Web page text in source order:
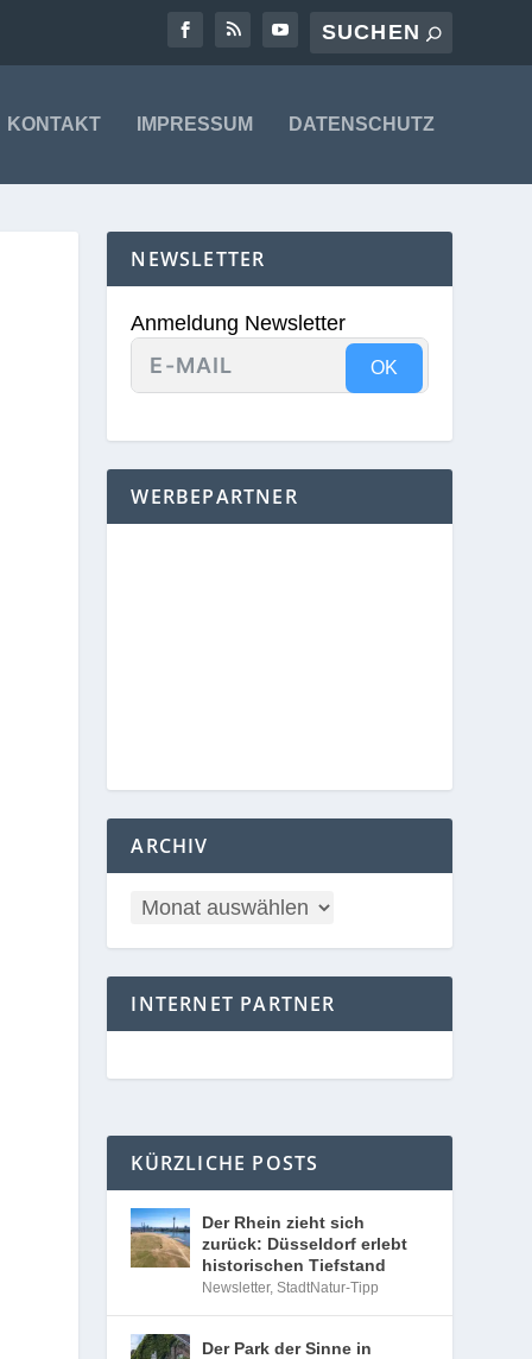
KONTAKT IMPRESSUM DATENSCHUTZ
NEWSLETTER
Anmeldung Newsletter
OK
WERBEPARTNER
ARCHIV
INTERNET PARTNER
KÜRZLICHE POSTS
Der Rhein zieht sich
zurück: Düsseldorf erlebt
historischen Tiefstand
Newsletter,StadtNatur-Tipp
Der Park der Sinne in